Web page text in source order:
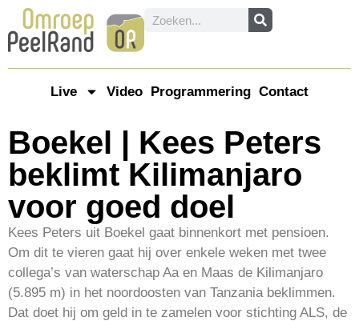
Live Video Programmering Contact
Boekel | Kees Peters
beklimt Kilimanjaro
voor goed doel
Kees Peters uit Boekel gaat binnenkort met pensioen.
Om dit te vieren gaat hij over enkele weken met twee
collega’s van waterschap Aa en Maas de Kilimanjaro
(5.895 m) in het noordoosten van Tanzania beklimmen.
Dat doet hij om geld in te zamelen voor stichting ALS, de